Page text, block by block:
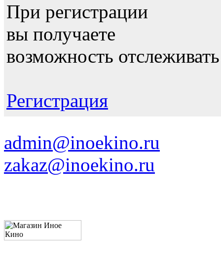
При регистрации
вы получаете
возможность
Регистрация
admin@inoekino.ru
zakaz@inoekino.ru